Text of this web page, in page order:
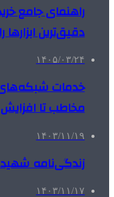
راهنمای جامع
دقیق‌ترین ابزارها
۱۴۰۵/۰۳/۲۴
مخاطب تا
۱۴۰۳/۱۱/۱۹
زندگی‌نامه
۱۴۰۳/۱۱/۱۷